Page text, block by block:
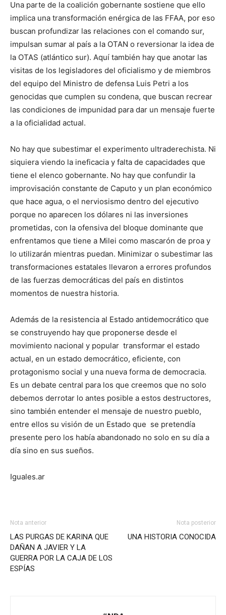
Una parte de la coalición gobernante sostiene que ello
implica una transformación enérgica de las FFAA, por eso
buscan profundizar las relaciones con el comando sur,
impulsan sumar al país a la OTAN o reversionar la idea de
la OTAS (atlántico sur). Aquí también hay que anotar las
visitas de los legisladores del oficialismo y de miembros
del equipo del Ministro de defensa Luis Petri a los
genocidas que cumplen su condena, que buscan recrear
las condiciones de impunidad para dar un mensaje fuerte
a la oficialidad actual.
No hay que subestimar el experimento ultraderechista. Ni
siquiera viendo la ineficacia y falta de capacidades que
tiene el elenco gobernante. No hay que confundir la
improvisación constante de Caputo y un plan económico
que hace agua, o el nerviosismo dentro del ejecutivo
porque no aparecen los dólares ni las inversiones
prometidas, con la ofensiva del bloque dominante que
enfrentamos que tiene a Milei como mascarón de proa y
lo utilizarán mientras puedan. Minimizar o subestimar las
transformaciones estatales llevaron a errores profundos
de las fuerzas democráticas del país en distintos
momentos de nuestra historia.
Además de la resistencia al Estado antidemocrático que
se construyendo hay que proponerse desde el
movimiento nacional y popular transformar el estado
actual, en un estado democrático, eficiente, con
protagonismo social y una nueva forma de democracia.
Es un debate central para los que creemos que no solo
debemos derrotar lo antes posible a estos destructores,
sino también entender el mensaje de nuestro pueblo,
entre ellos su visión de un Estado que se pretendía
presente pero los había abandonado no solo en su día a
día sino en sus sueños.
Iguales.ar
Nota anterior
LAS PURGAS DE KARINA QUE
DAÑAN A JAVIER Y LA
GUERRA POR LA CAJA DE LOS
ESPÍAS
Nota posterior
UNA HISTORIA CONOCIDA